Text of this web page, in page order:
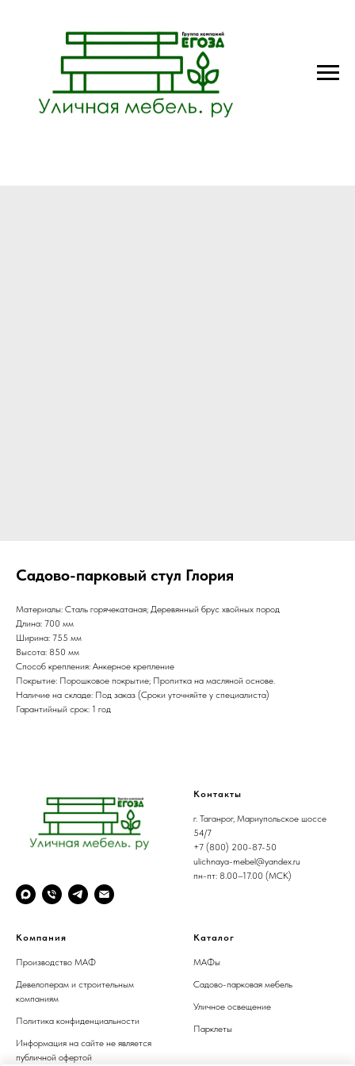
Садово-парковый стул Глория
Материалы: Сталь горячекатаная; Деревянный брус хвойных пород
Длина: 700 мм
Ширина: 755 мм
Высота: 850 мм
Способ крепления: Анкерное крепление
Покрытие: Порошковое покрытие; Пропитка на масляной основе.
Наличие на складе: Под заказ (Сроки уточняйте у специалиста)
Гарантийный срок: 1 год
Контакты
г. Таганрог, Мариупольское шоссе
54/7
+7 (800) 200-87-50
ulichnaya-mebel@yandex.ru
пн-пт: 8.00–17.00 (МСК)
Компания
Производство МАФ
Девелоперам и строительным
компаниям
Политика конфиденциальности
Информация на сайте не является
публичной офертой
Каталог
МАФы
Садово-парковая мебель
Уличное освещение
Парклеты